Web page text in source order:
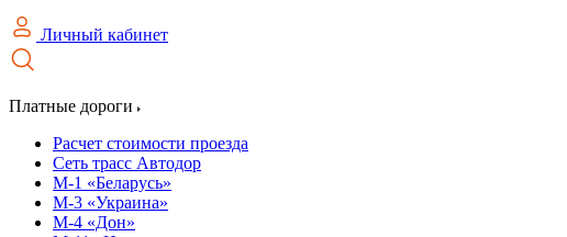
Личный кабинет
Платные дороги
Расчет стоимости проезда
Сеть трасс Автодор
М-1 «Беларусь»
М-3 «Украина»
М-4 «Дон»